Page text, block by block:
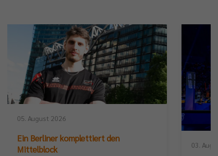
05. August 2026
Ein Berliner komplettiert den
Mittelblock
03.